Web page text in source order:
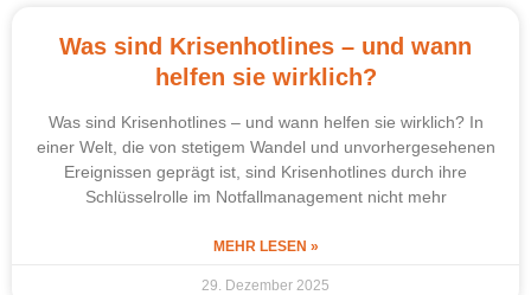
Was sind Krisenhotlines – und wann
helfen sie wirklich?
Was sind Krisenhotlines – und wann helfen sie wirklich? In
einer Welt, die von stetigem Wandel und unvorhergesehenen
Ereignissen geprägt ist, sind Krisenhotlines durch ihre
Schlüsselrolle im Notfallmanagement nicht mehr
MEHR LESEN »
29. Dezember 2025